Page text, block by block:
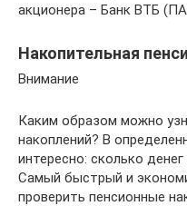
акционера – Банк ВТБ
Накопительная
Внимание
Каким образом можно
накоплений? В
интересно: сколько
Самый быстрый и
проверить пенсионные